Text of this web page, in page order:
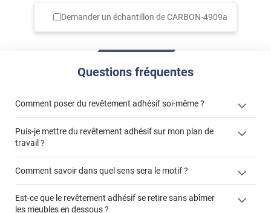
Demander un échantillon deCARBON-4909a
Questions fréquentes
Comment poser du revêtement adhésif soi-même ?
« Comment poser un revêtement adhésif ? »
Puis-je mettre du revêtement adhésif sur mon plan de
travail ?
"Peut-on installer du
Comment savoir dans quel sens sera le motif ?
Est-ce que le revêtement adhésif se retire sans abîmer
les meubles en dessous ?